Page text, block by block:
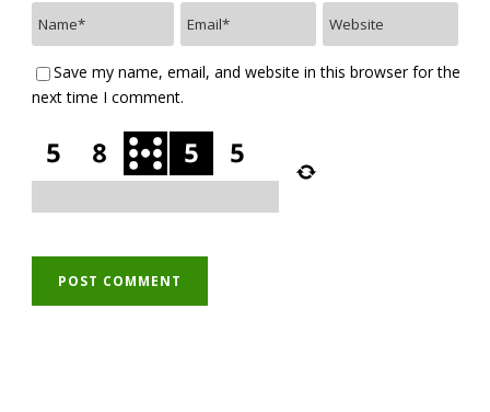
Save my name, email, and website in this browser for the
next time I comment.